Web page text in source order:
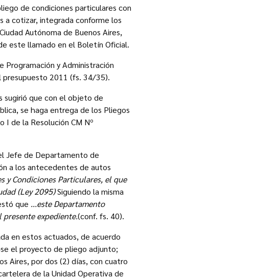
de condiciones particulares con
a cotizar, integrada conforme los
Autónoma de Buenos Aires,
este llamado en el Boletín Oficial.
y Administración
presupuesto 2011 (fs. 34/35).
sugirió que con el objeto de
se haga entrega de los Pliegos
I de la Resolución CM Nº
Jefe de Departamento de
a los antecedentes de autos
y Condiciones Particulares, el que
(Ley 2095)Siguiendo la misma
que ...este Departamento
expediente.(conf. fs. 40).
en estos actuados, de acuerdo
el proyecto de pliego adjunto;
Aires, por dos (2) días, con cuatro
de la Unidad Operativa de